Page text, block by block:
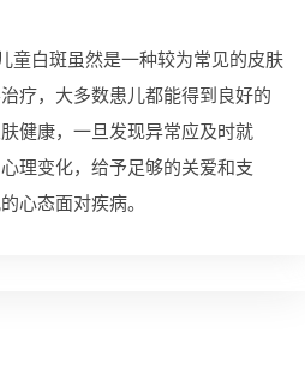
白斑虽然是一种较为常见的皮肤
疗，大多数患儿都能得到良好的
健康，一旦发现异常应及时就
理变化，给予足够的关爱和支
心态面对疾病。